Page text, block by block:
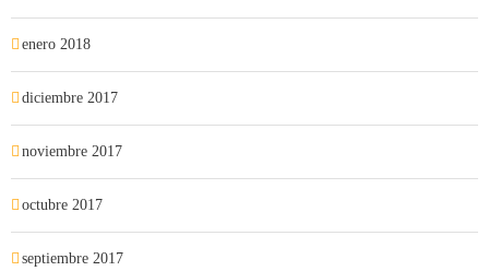
enero 2018
diciembre 2017
noviembre 2017
octubre 2017
septiembre 2017